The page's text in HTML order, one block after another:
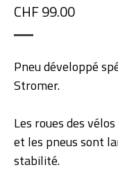
CHF 99.00
Pneu développé
Stromer.
Les roues des
et les pneus sont
stabilité.